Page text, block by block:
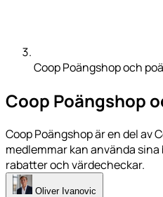
Coop Poängshop och
Coop Poängshop
Coop Poängshop är en del av
medlemmar kan använda
rabatter och värdecheckar.
Oliver Ivanovic